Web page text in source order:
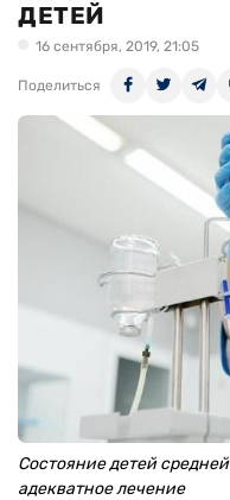
ДЕТЕЙ
16 сентября, 2019, 21:05
Поделиться
Состояние детей
адекватное лечение